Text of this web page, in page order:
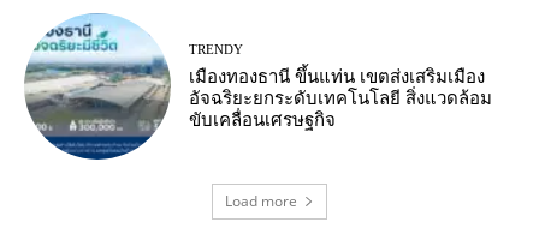
TRENDY
เมืองทองธานี ขึ้นแท่น เขตส่งเสริมเมือง
อัจฉริยะยกระดับเทคโนโลยี สิ่งแวดล้อม
ขับเคลื่อนเศรษฐกิจ
Load more